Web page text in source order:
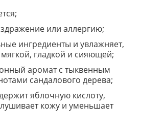
или аллергию;
ингредиенты и увлажняет,
гладкой и сияющей;
аромат с тыквенным
сандалового дерева;
яблочную кислоту,
кожу и уменьшает